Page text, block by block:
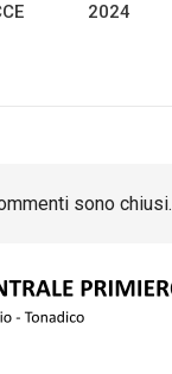
2024
sono chiusi.